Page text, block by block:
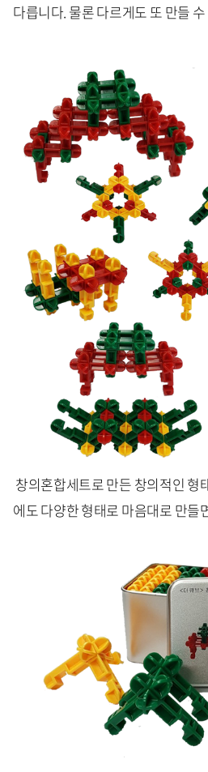
다릅니다. 물론 다르게도 또 만들
창의혼합세트로 만든 창의적인 형
에도 다양한 형태로 마음대로 만들